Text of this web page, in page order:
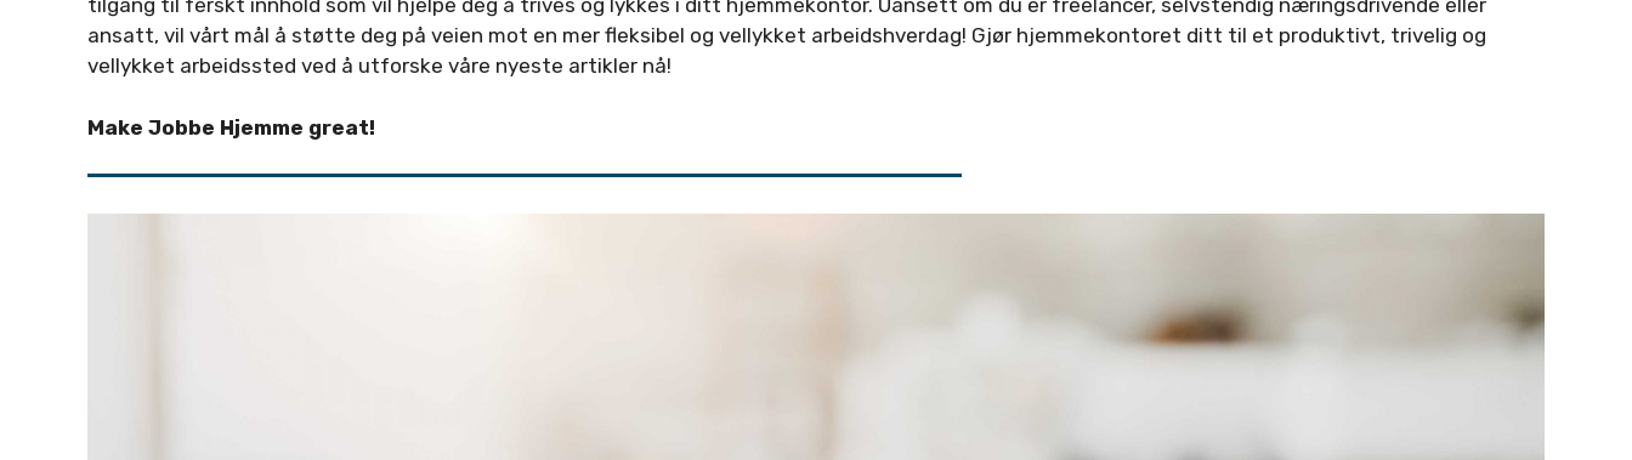
tilgang til ferskt innhold som vil hjelpe deg å trives og lykkes i ditt hjemmekontor. Uansett om du er freelancer, selvstendig næringsdrivende eller
ansatt, vil vårt mål å støtte deg på veien mot en mer fleksibel og vellykket arbeidshverdag! Gjør hjemmekontoret ditt til et produktivt, trivelig og
vellykket arbeidssted ved å utforske våre nyeste artikler nå!
Make Jobbe Hjemme great!